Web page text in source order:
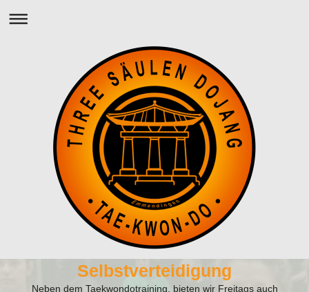
Selbstverteidigung
Neben dem Taekwondotraining, bieten wir Freitags auch